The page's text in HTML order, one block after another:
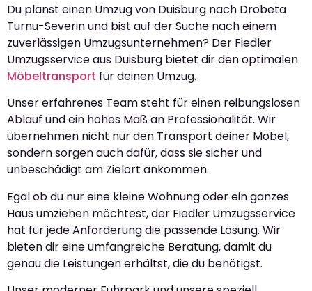
Du planst einen Umzug von Duisburg nach Drobeta
Turnu-Severin und bist auf der Suche nach einem
zuverlässigen Umzugsunternehmen? Der Fiedler
Umzugsservice aus Duisburg bietet dir den optimalen
Möbeltransport für deinen Umzug.
Unser erfahrenes Team steht für einen reibungslosen
Ablauf und ein hohes Maß an Professionalität. Wir
übernehmen nicht nur den Transport deiner Möbel,
sondern sorgen auch dafür, dass sie sicher und
unbeschädigt am Zielort ankommen.
Egal ob du nur eine kleine Wohnung oder ein ganzes
Haus umziehen möchtest, der Fiedler Umzugsservice
hat für jede Anforderung die passende Lösung. Wir
bieten dir eine umfangreiche Beratung, damit du
genau die Leistungen erhältst, die du benötigst.